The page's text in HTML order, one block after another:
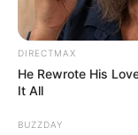
DIRECTMAX
He Rewrote His
It All
BUZZDAY